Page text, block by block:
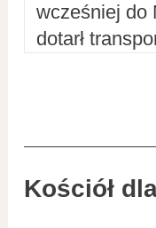
wcześniej do
dotarł
Kościół